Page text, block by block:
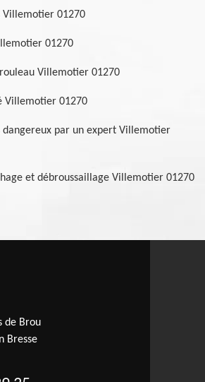
Villemotier 01270
01270
rouleau Villemotier 01270
Villemotier 01270
par un expert Villemotier
et débroussaillage Villemotier 01270
de Brou
Bresse